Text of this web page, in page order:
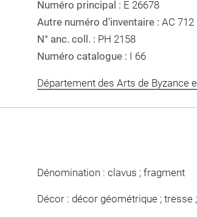
Numéro principal : E 26678
Autre numéro d'inventaire : AC 712
N° anc. coll. : PH 2158
Numéro catalogue : I 66
Département des Arts de Byzance
Dénomination : clavus ; fragment
Décor : décor géométrique ; tresse